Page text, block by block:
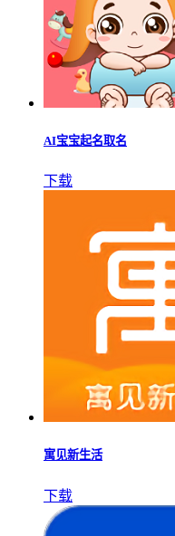
AI宝宝起名取名
下载
寓见新生活
下载